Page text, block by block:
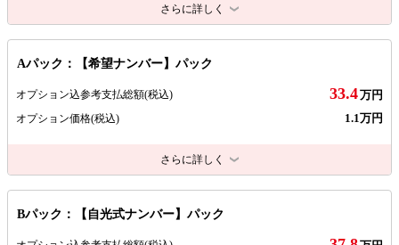
さらに詳しく
Aパック：【希望ナンバー】パック
オプション込参考支払総額(税込) 33.4万円
オプション価格(税込) 1.1万円
さらに詳しく
Bパック：【自光式ナンバー】パック